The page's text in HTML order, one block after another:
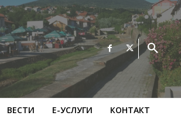
ВЕСТИ Е-УСЛУГИ КОНТАКТ